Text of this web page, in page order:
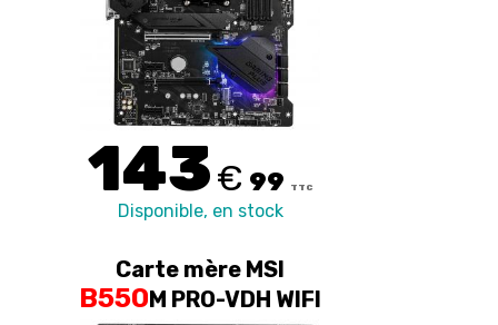
143€ 99 TTC
Disponible, en stock
Carte mère MSI
B550M PRO-VDH WIFI